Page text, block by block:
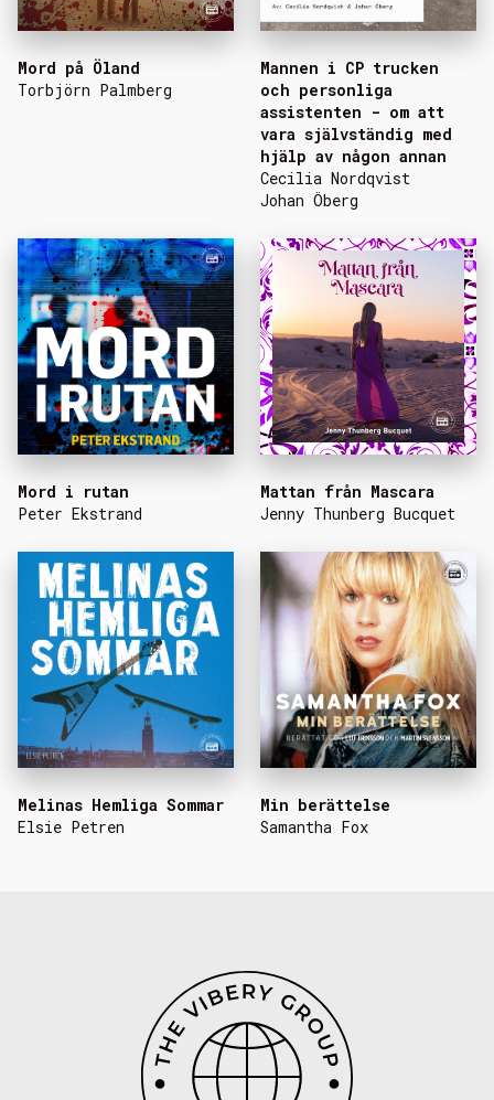
Mord på Öland
Torbjörn Palmberg
Mannen i CP trucken
och personliga
assistenten - om att
vara självständig med
hjälp av någon annan
Cecilia Nordqvist
Johan Öberg
Mord i rutan
Peter Ekstrand
Mattan från Mascara
Jenny Thunberg Bucquet
Melinas Hemliga Sommar
Elsie Petren
Min berättelse
Samantha Fox